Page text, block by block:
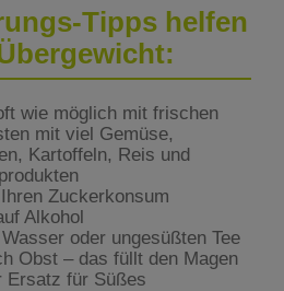
Tipps helfen
wie möglich mit frischen
mit viel Gemüse,
Kartoffeln, Reis und
Zuckerkonsum
Alkohol
oder ungesüßten Tee
Obst – das füllt den Magen
Ersatz für Süßes